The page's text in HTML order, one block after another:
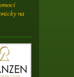
na